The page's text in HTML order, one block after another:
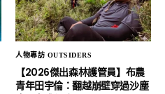
人物專訪 OUTSIDERS
【2026傑出森林護管員】布農
青年田宇倫：翻越崩壁穿過沙塵